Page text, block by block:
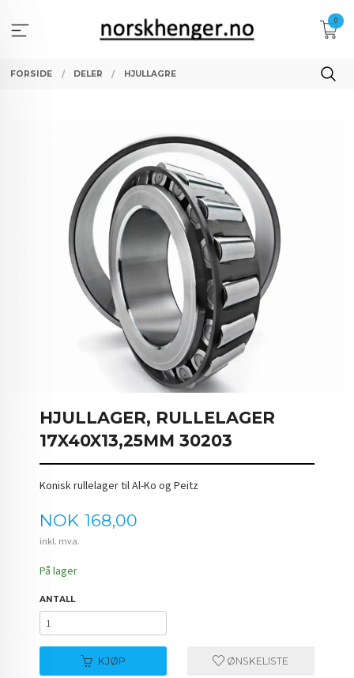
innholdet
0
FORSIDE DELER HJULLAGRE
HJULLAGER, RULLELAGER
17X40X13,25MM 30203
Konisk rullelager til Al-Ko og Peitz
Pris
NOK 168,00
inkl. mva.
På lager
ANTALL
KJØP ØNSKELISTE